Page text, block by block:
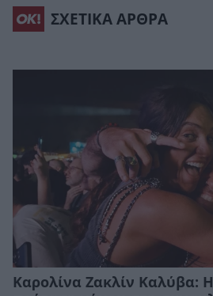
ΣΧΕΤΙΚΑ ΑΡΘΡΑ
Καρολίνα Ζακλίν Καλύβα: